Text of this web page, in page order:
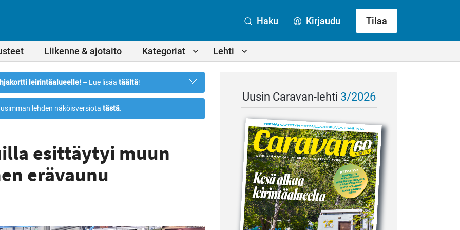
Liikenne & ajotaito Kategoriat Lehti
Haku Kirjaudu Tilaa
leirintäalueelle! – Lue lisää täältä!
Sulje
ilmoitus
lehden näköisversiota tästä.
esittäytyi muun
erävaunu
Uusin Caravan-lehti 3/2026